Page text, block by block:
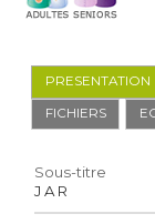
PRESENTATION
FICHIERS
Sous-titre
J A R